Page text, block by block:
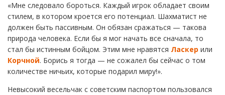
«Мне следовало бороться. Каждый игрок обладает своим
стилем, в котором кроется его потенциал. Шахматист не
должен быть пассивным. Он обязан сражаться — такова
природа человека. Если бы я мог начать все сначала, то
стал бы истинным бойцом. Этим мне нравятся Ласкер или
Корчной. Борись я тогда — не сожалел бы сейчас о том
количестве ничьих, которые подарил миру!».
Невысокий весельчак с советским паспортом пользовался